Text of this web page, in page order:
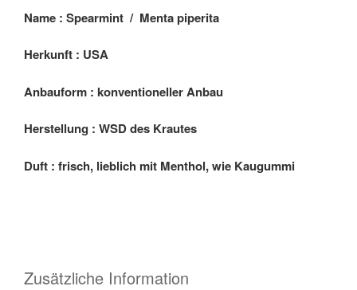
Name : Spearmint / Menta piperita
Herkunft : USA
Anbauform : konventioneller Anbau
Herstellung : WSD des Krautes
Duft : frisch, lieblich mit Menthol, wie Kaugummi
Zusätzliche Information